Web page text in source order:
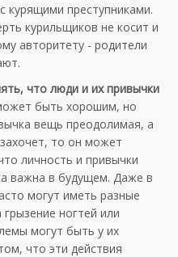
курящими преступниками.
курильщиков не косит и
авторитету - родители
что люди и их привычки
быть хорошим, но
вещь преодолимая, а
то он может
личность и привычки
важна в будущем. Даже в
могут иметь разные
ногтей или
могут быть у их
что эти действия